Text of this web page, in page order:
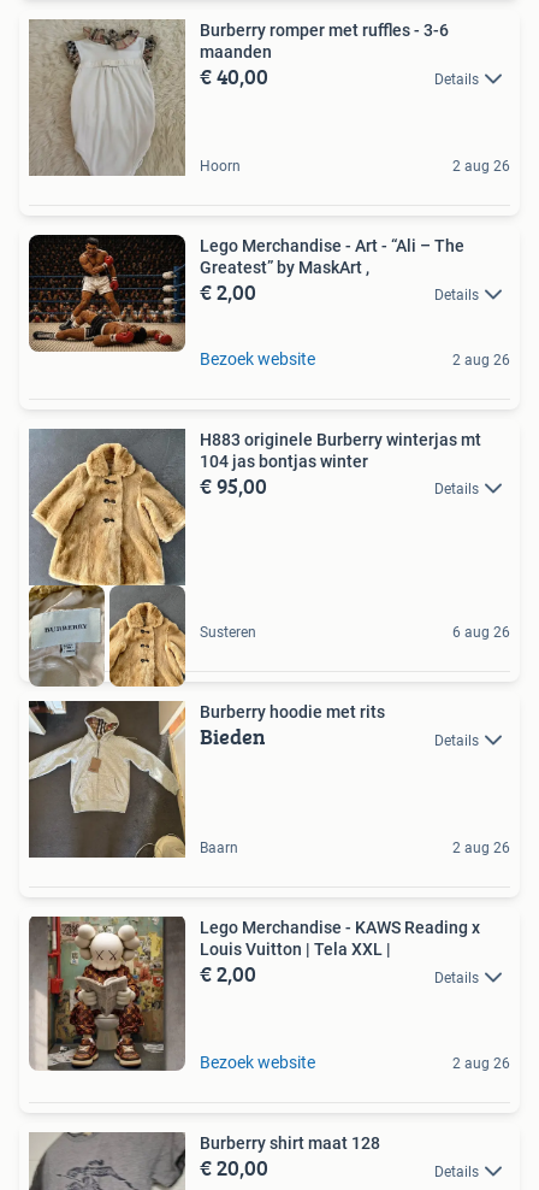
Burberry romper met ruffles - 3-6
maanden
€ 40,00 Details
Hoorn 2 aug 26
Lego Merchandise - Art - “Ali – The
Greatest” by MaskArt ,
€ 2,00 Details
Bezoek website 2 aug 26
H883 originele Burberry winterjas mt
104 jas bontjas winter
€ 95,00 Details
Susteren 6 aug 26
Burberry hoodie met rits
Bieden Details
Baarn 2 aug 26
Lego Merchandise - KAWS Reading x
Louis Vuitton | Tela XXL |
€ 2,00 Details
Bezoek website 2 aug 26
Burberry shirt maat 128
€ 20,00 Details